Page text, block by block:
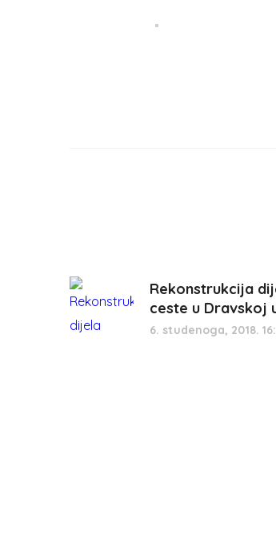
Rekonstrukcija
ceste u Dravskoj
6. studenoga, 2018.